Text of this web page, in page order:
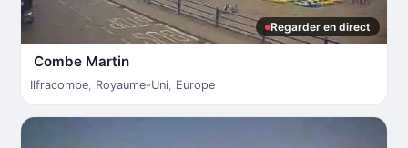
Regarder en direct
Combe Martin
Ilfracombe, Royaume-Uni, Europe